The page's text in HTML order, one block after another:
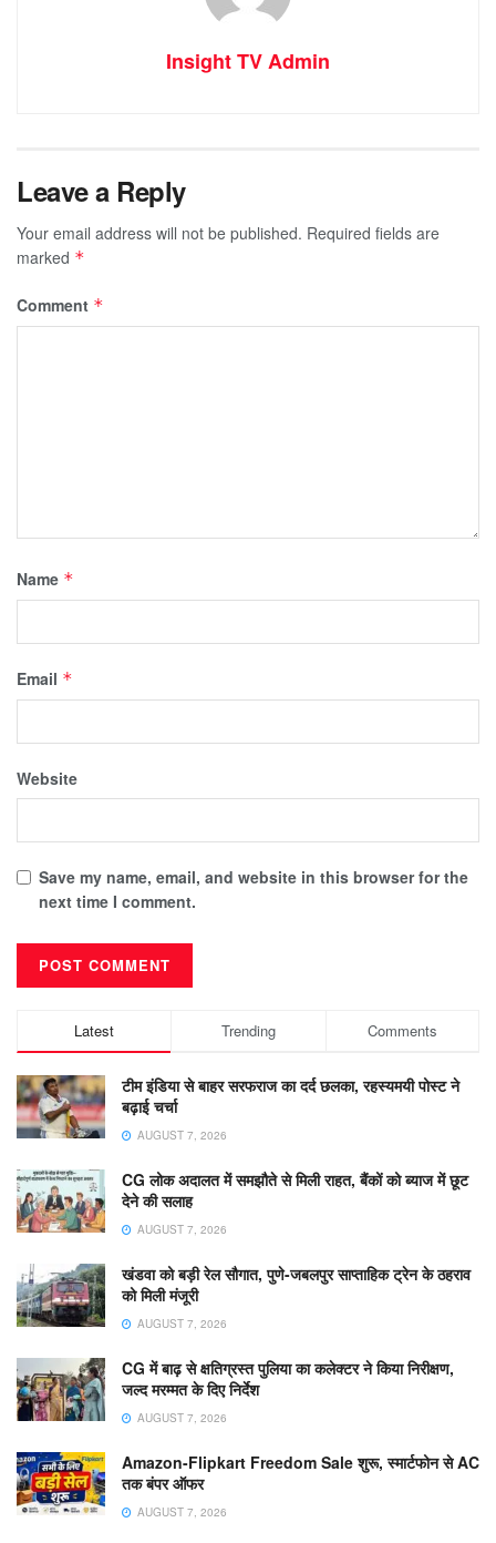
Insight TV Admin
Leave a Reply
Your email address will not be published. Required fields are
marked *
Comment *
Name *
Email *
Website
Save my name, email, and website in this browser for the
next time I comment.
Latest Trending Comments
टीम इंडिया से बाहर सरफराज का दर्द छलका, रहस्यमयी पोस्ट ने
बढ़ाई चर्चा
AUGUST 7, 2026
CG लोक अदालत में समझौते से मिली राहत, बैंकों को ब्याज में छूट
देने की सलाह
AUGUST 7, 2026
खंडवा को बड़ी रेल सौगात, पुणे-जबलपुर साप्ताहिक ट्रेन के ठहराव
को मिली मंजूरी
AUGUST 7, 2026
CG में बाढ़ से क्षतिग्रस्त पुलिया का कलेक्टर ने किया निरीक्षण,
जल्द मरम्मत के दिए निर्देश
AUGUST 7, 2026
Amazon-Flipkart Freedom Sale शुरू, स्मार्टफोन से AC
तक बंपर ऑफर
AUGUST 7, 2026